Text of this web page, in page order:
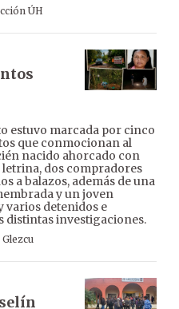
ÚH
estuvo marcada por cinco
que conmocionan al
nacido ahorcado con
dos compradores
a balazos, además de una
y un joven
varios detenidos e
distintas investigaciones.